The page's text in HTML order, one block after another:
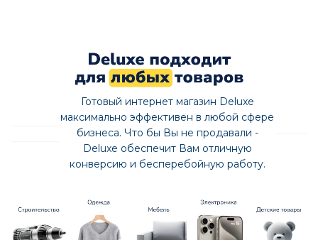
Готовый интернет магазин Deluxe
максимально эффективен в любой сфере
бизнеса. Что бы Вы не продавали -
Deluxe обеспечит Вам отличную
конверсию и бесперебойную работу.